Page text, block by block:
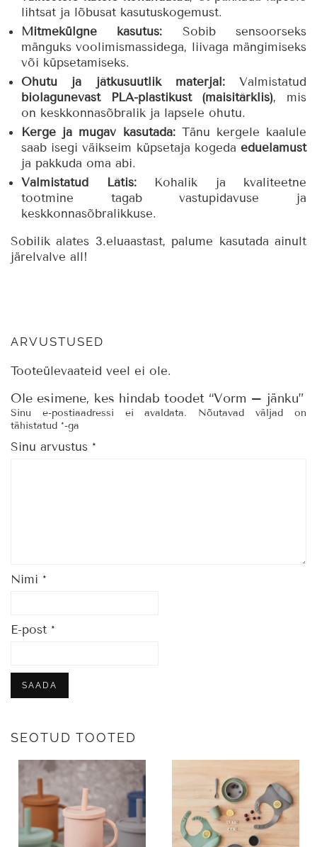
lihtsat ja lõbusat kasutuskogemust.
Mitmekülgne kasutus: Sobib sensoorseks
mänguks voolimismassidega, liivaga mängimiseks
või küpsetamiseks.
Ohutu ja jätkusuutlik materjal:Valmistatud
biolagunevast PLA-plastikust (maisitärklis), mis
on keskkonnasõbralik ja lapsele ohutu.
Kerge ja mugav kasutada:Tänu kergele kaalule
saab isegi väikseim küpsetaja kogeda eduelamust
ja pakkuda oma abi.
Valmistatud Lätis:Kohalik ja kvaliteetne
tootmine tagab vastupidavuse ja
keskkonnasõbralikkuse.
Sobilik alates 3.eluaastast, palume kasutada ainult
järelvalve all!
ARVUSTUSED
Tooteülevaateid veel ei ole.
Ole esimene, kes hindab toodet “Vorm – jänku”
Sinu e-postiaadressi ei avaldata.
Nõutavad väljad on
tähistatud *-ga
Sinu arvustus *
Nimi *
E-post *
SEOTUD TOOTED